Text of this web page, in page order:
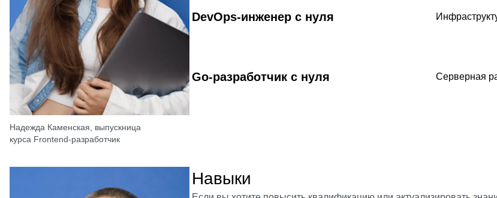
Надежда Каменская, выпускница
курса Frontend-разработчик
DevOps-инженер с нуля
Go-разработчик с нуля Серверная
Навыки